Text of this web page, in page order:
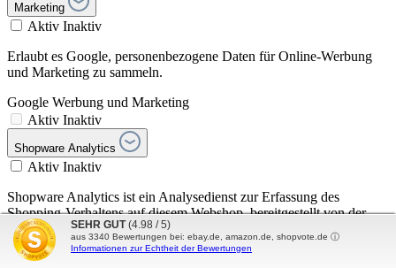
Marketing
Aktiv Inaktiv
Erlaubt es Google, personenbezogene Daten für Online-Werbung
und Marketing zu sammeln.
Google Werbung und Marketing
Aktiv Inaktiv
Shopware Analytics
Aktiv Inaktiv
Shopware Analytics ist ein Analysedienst zur Erfassung des
Shopping-Verhaltens auf diesem Webshop, bereitgestellt von der
shopware AG (Ebbinghoff 10, 48624 Schöppingen, Deutschland) in
gemeinsamer Verantwortung (siehe auch die
Datenschutzinformationen). Die Rechtsgrundlage für die
SEHR GUT (4.98 / 5)
aus 3340 Bewertungen bei: ebay.de, amazon.de, shopvote.de ⓘ
Informationen zur Echtheit der Bewertungen